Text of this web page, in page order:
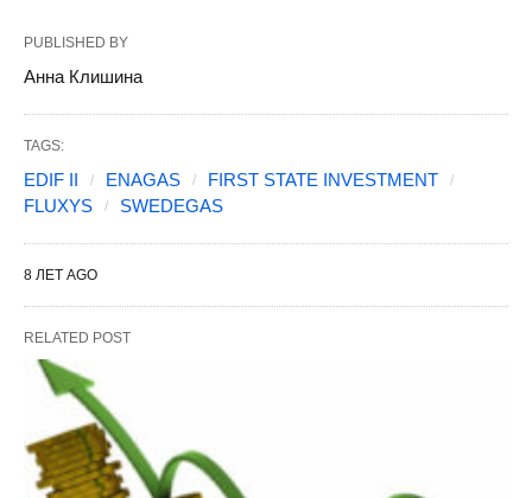
PUBLISHED BY
Анна Клишина
TAGS:
EDIF II ENAGAS
FIRST STATE INVESTMENT
FLUXYS
SWEDEGAS
8 ЛЕТ AGO
RELATED POST